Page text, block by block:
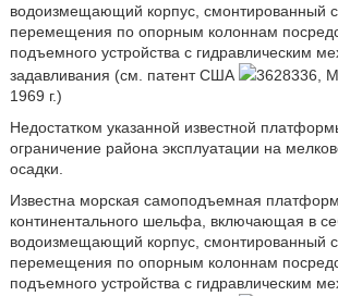
водоизмещающий корпус, смонтированный
перемещения по опорным колоннам
подъемного устройства с гидравлическим
задавливания (см. патент США
3628336,
1969 г.)
Недостатком указанной известной
ограничение района эксплуатации на
осадки.
Известна морская самоподъемная
континентального шельфа, включающая в
водоизмещающий корпус, смонтированный
перемещения по опорным колоннам
подъемного устройства с гидравлическим